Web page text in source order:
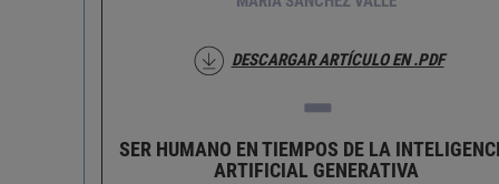
DESCARGAR ARTÍCULO EN .PDF
SER HUMANO EN TIEMPOS DE LA
ARTIFICIAL GENERATIVA